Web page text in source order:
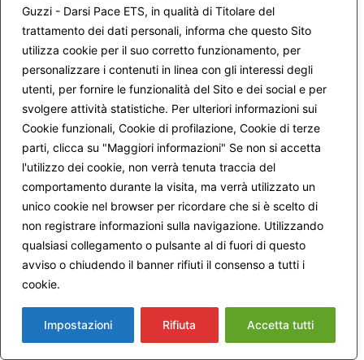
Guzzi - Darsi Pace ETS, in qualità di Titolare del
trattamento dei dati personali, informa che questo Sito
utilizza cookie per il suo corretto funzionamento, per
personalizzare i contenuti in linea con gli interessi degli
utenti, per fornire le funzionalità del Sito e dei social e per
svolgere attività statistiche. Per ulteriori informazioni sui
Cookie funzionali, Cookie di profilazione, Cookie di terze
parti, clicca su "Maggiori informazioni" Se non si accetta
l'utilizzo dei cookie, non verrà tenuta traccia del
comportamento durante la visita, ma verrà utilizzato un
unico cookie nel browser per ricordare che si è scelto di
non registrare informazioni sulla navigazione. Utilizzando
qualsiasi collegamento o pulsante al di fuori di questo
avviso o chiudendo il banner rifiuti il consenso a tutti i
cookie.
Impostazioni Rifiuta Accetta tutti
Cara Vanna
la risposta alla tua domanda emerge (attraversandola)
dall’esperienza della nostra reciproca relazione FACCIA A
FACCIA.
Noi due ci stiamo avvicinando costantemente e
gioiosamente l’una all’altra
Se fossimo in grado di condensare la storia evolutiva del
nostro rapporto, per condividerla a parole, sarebbe
proprio la testimonianza di QUEL CHE VIEN MANCANDO
a cui faccio riferimento nel post..
Potremmo testimoniare veramente come, la sincerità di
UN ASCOLTO interiore NON GIUDICANTE in noi stessi,
delle nostre risonanze dolorose , nel coraggio di
condividere la loro TRASFIGURAZIONE /sanante da parte
dello Spirito di Vita, consenta VERAMENTE una reale
Una gioiosa evoluzione NELLA PIENEZZA di un dono,
all’interno del quale è possibile riconoscere IL VALORE del
limite dell’altro.
Proprio questo io ritengo possa essere la comunione; cioè